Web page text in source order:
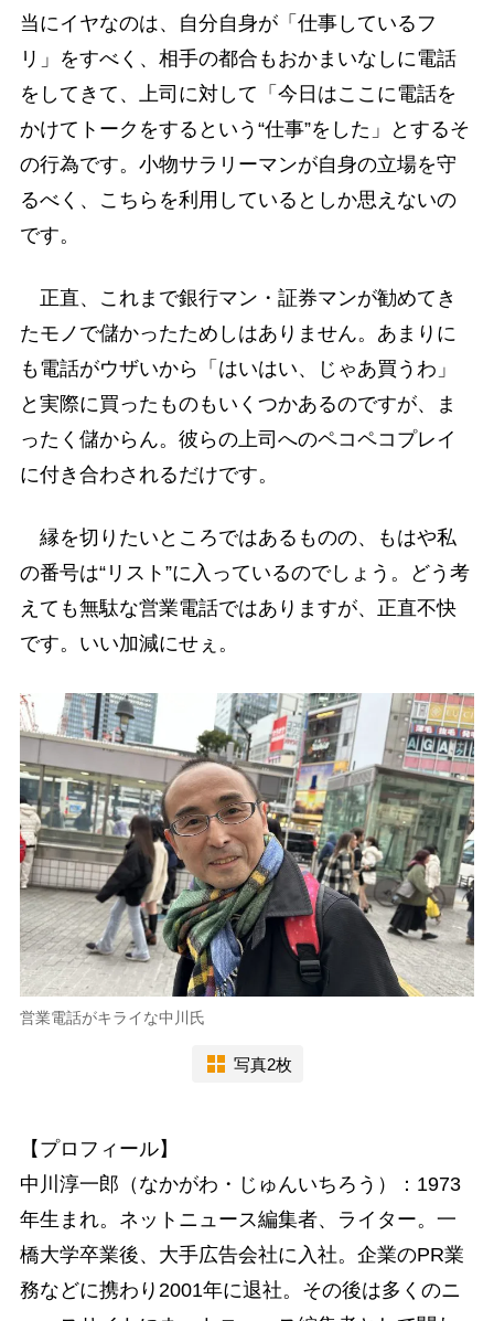
当にイヤなのは、自分自身が「仕事しているフ
リ」をすべく、相手の都合もおかまいなしに電話
をしてきて、上司に対して「今日はここに電話を
かけてトークをするという“仕事”をした」とするそ
の行為です。小物サラリーマンが自身の立場を守
るべく、こちらを利用しているとしか思えないの
です。
正直、これまで銀行マン・証券マンが勧めてき
たモノで儲かったためしはありません。あまりに
も電話がウザいから「はいはい、じゃあ買うわ」
と実際に買ったものもいくつかあるのですが、ま
ったく儲からん。彼らの上司へのペコペコプレイ
に付き合わされるだけです。
縁を切りたいところではあるものの、もはや私
の番号は“リスト”に入っているのでしょう。どう考
えても無駄な営業電話ではありますが、正直不快
です。いい加減にせぇ。
営業電話がキライな中川氏
写真2枚
【プロフィール】
中川淳一郎（なかがわ・じゅんいちろう）：1973
年生まれ。ネットニュース編集者、ライター。一
橋大学卒業後、大手広告会社に入社。企業のPR業
務などに携わり2001年に退社。その後は多くのニ